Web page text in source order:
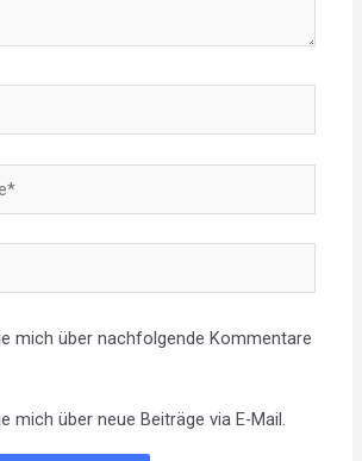
mich über nachfolgende Kommentare
mich über neue Beiträge via E-Mail.